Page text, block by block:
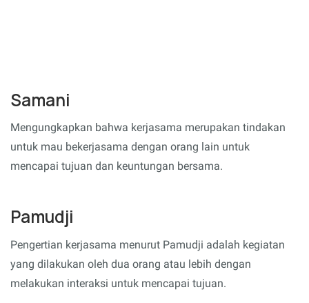
Samani
Mengungkapkan bahwa kerjasama merupakan tindakan
untuk mau bekerjasama dengan orang lain untuk
mencapai tujuan dan keuntungan bersama.
Pamudji
Pengertian kerjasama menurut Pamudji adalah kegiatan
yang dilakukan oleh dua orang atau lebih dengan
melakukan interaksi untuk mencapai tujuan.